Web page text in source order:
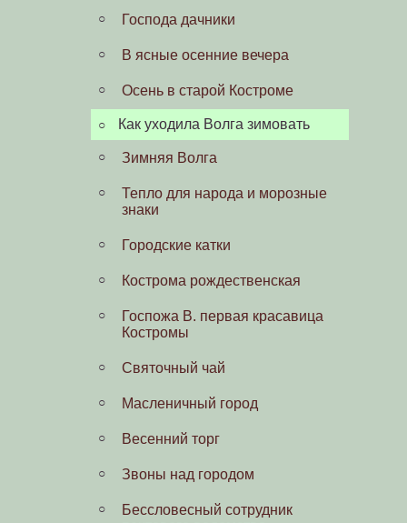
базары
Тревожные события
В годы Русско-японской войны
После царского манифеста
Гимназия
Игры детей начала века
Романовых в Костроме
Под крылом попечительства
Императрицы
Накануне первой мировой
Взгляд через столетие
Фотографии от участников
Господа дачники
В ясные осенние вечера
Осень в старой Костроме
Как уходила Волга зимовать
Зимняя Волга
Тепло для народа и морозные
знаки
Городские катки
Кострома рождественская
Госпожа В. первая красавица
Костромы
Святочный чай
Масленичный город
Весенний торг
Звоны над городом
Бессловесный сотрудник